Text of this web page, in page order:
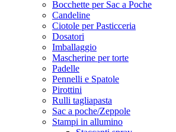
Bocchette per Sac a Poche
Candeline
Ciotole per Pasticceria
Dosatori
Imballaggio
Mascherine per torte
Padelle
Pennelli e Spatole
Pirottini
Rulli tagliapasta
Sac a poche/Zeppole
Stampi in allumino